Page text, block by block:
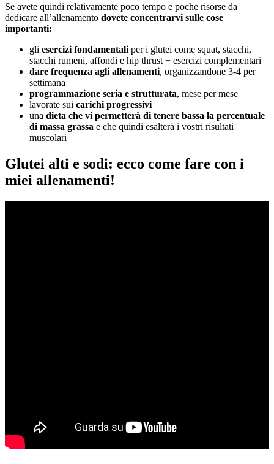
Se avete quindi relativamente poco tempo e poche risorse da
dedicare all’allenamento dovete concentrarvi sulle cose
importanti:
gli esercizi fondamentali per i glutei come squat, stacchi,
stacchi rumeni, affondi e hip thrust + esercizi complementari
dare frequenza agli allenamenti, organizzandone 3-4 per
settimana
programmazione seria e strutturata, mese per mese
lavorate sui carichi progressivi
una dieta che vi permetterà di tenere bassa la percentuale
di massa grassa e che quindi esalterà i vostri risultati
muscolari
Glutei alti e sodi: ecco come fare con i
miei allenamenti!